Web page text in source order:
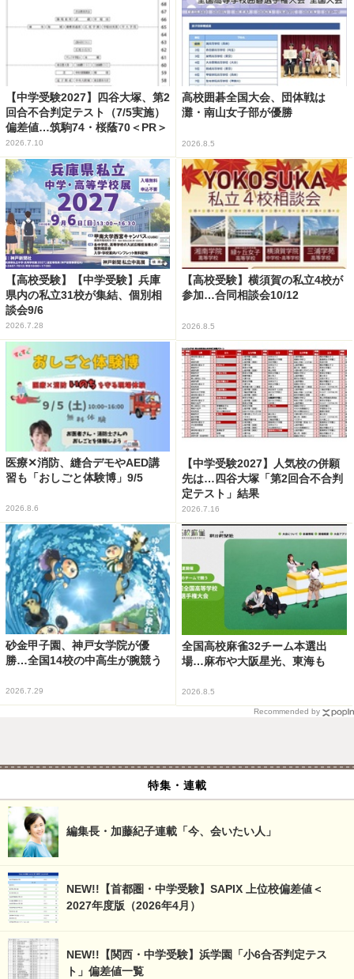
【中学受験2027】四谷大塚、第2
回合不合判定テスト（7/5実施）
偏差値…筑駒74・桜蔭70＜PR＞
2026.7.10
高校囲碁全国大会、団体戦は
灘・南山女子部が優勝
2026.8.5
【高校受験】【中学受験】兵庫
県内の私立31校が集結、個別相
談会9/6
2026.7.28
【高校受験】横須賀の私立4校が
参加…合同相談会10/12
2026.8.5
医療✕消防、縫合デモやAED講
習も「おしごと体験博」9/5
2026.8.6
【中学受験2027】人気校の併願
先は…四谷大塚「第2回合不合判
定テスト」結果
2026.7.16
砂金甲子園、神戸女学院が優
勝…全国14校の中高生が腕競う
2026.7.29
全国高校麻雀32チーム本選出
場…麻布や大阪星光、東海も
2026.8.5
Recommended by
特集・連載
編集長・加藤紀子連載「今、会いたい人」
NEW!!【首都圏・中学受験】SAPIX 上位校偏差値＜
2027年度版（2026年4月）
NEW!!【関西・中学受験】浜学園「小6合否判定テス
ト」偏差値一覧